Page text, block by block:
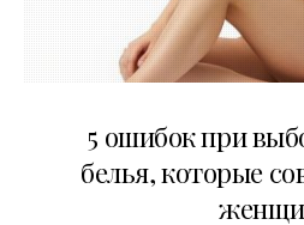
5 ошибок при
белья, которые